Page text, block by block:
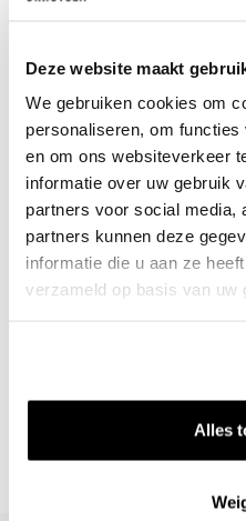
Deze website maakt
We gebruiken cookies om
personaliseren, om
en om ons websiteverkeer
informatie over uw gebruik
partners voor social media,
partners kunnen deze
informatie die u aan ze
verzameld op basis van uw
Alles
Alle wijnen
Gratis
Iedere wijn